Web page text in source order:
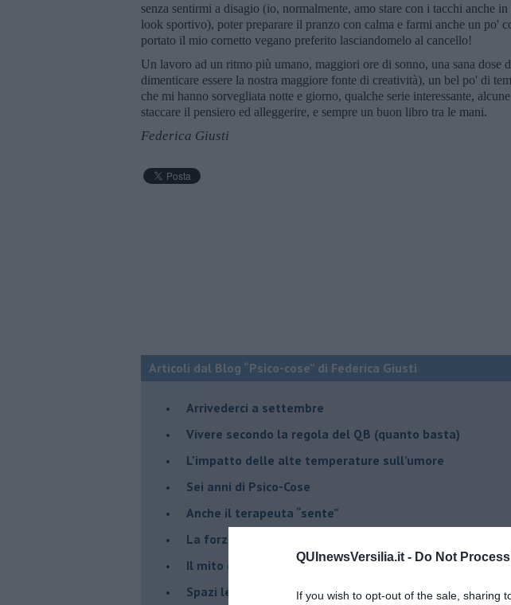
QUInewsVersilia.it - Do Not
If you wish to opt-out of the sale, sharing
senza sentirmi a disagio (io, normalmente, amo stare con i tacchi anche
look sportivo), poter preparare il pranzo con calma e farmi anche un po'
portato il mio cornetto vegano preferito lasciandomelo al cancello!
Un lavoro ad un ritmo più umano, maggiori ore di sonno, una sana dose
dimenticare essere la nostra maggiore fonte di creatività), un bel po' di
che mi hanno sorvegliata notte e giorno, qualche serie interessante,
staccare il pensiero ed alleggerire, e sempre un buon libro tra le mani.
Federica Giusti
Articoli dal Blog “Psico-cose” di Federica Giusti
​Arrivederci a settembre
​Vivere secondo la regola del QB (quanto basta)
​L'impatto delle alte temperature sull’umore
Sei anni di Psico-Cose
​Anche il terapeuta “sente”
​La forza silenziosa dell'impegno
​Il mito della madre leonessa
Spazi leggeri per tempi complessi